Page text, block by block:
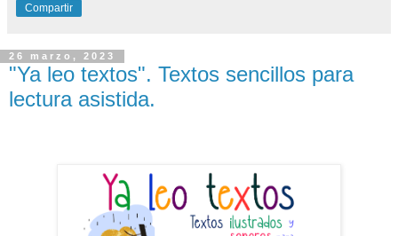
Compartir
26 marzo, 2023
"Ya leo textos". Textos sencillos para
lectura asistida.